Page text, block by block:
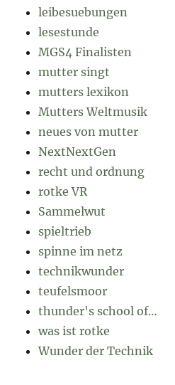
leibesuebungen
lesestunde
MGS4 Finalisten
mutter singt
mutters lexikon
Mutters Weltmusik
neues von mutter
NextNextGen
recht und ordnung
rotke VR
Sammelwut
spieltrieb
spinne im netz
technikwunder
teufelsmoor
thunder's school of…
was ist rotke
Wunder der Technik